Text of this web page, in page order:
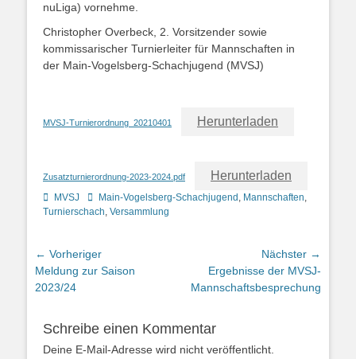
nuLiga) vornehme.
Christopher Overbeck, 2. Vorsitzender sowie
kommissarischer Turnierleiter für Mannschaften in
der Main-Vogelsberg-Schachjugend (MVSJ)
MVSJ-Turnierordnung_20210401 Herunterladen
Zusatzturnierordnung-2023-2024.pdf Herunterladen
Kategorien
MVSJ Schlagworte
Main-Vogelsberg-Schachjugend , Mannschaften,
Turnierschach, Versammlung
Beitragsnavigation
← Vorheriger
Vorheriger
Beitrag:
Meldung zur Saison
2023/24
Nächster →
Nächster
Beitrag:
Ergebnisse der MVSJ-
Mannschaftsbesprechung
Schreibe einen Kommentar
Deine E-Mail-Adresse wird nicht veröffentlicht.